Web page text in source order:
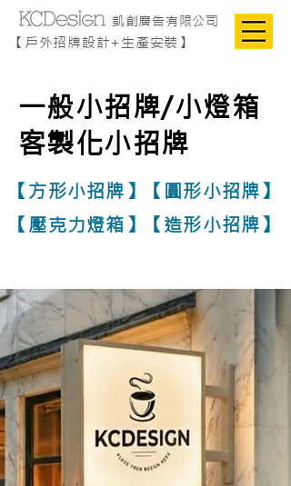
凱創廣告有限公司
【戶外招牌設計+生產安裝】
一般小招牌/小燈箱
客製化小招牌
【方形小招牌】【圓形小招牌】
【壓克力燈箱】【 造形小招牌】